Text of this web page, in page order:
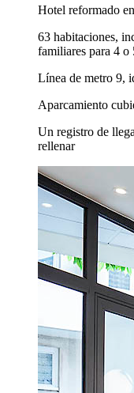
Hotel reformado
63 habitaciones,
familiares para 4 o
Línea de metro 9,
Aparcamiento
Un registro de
rellenar